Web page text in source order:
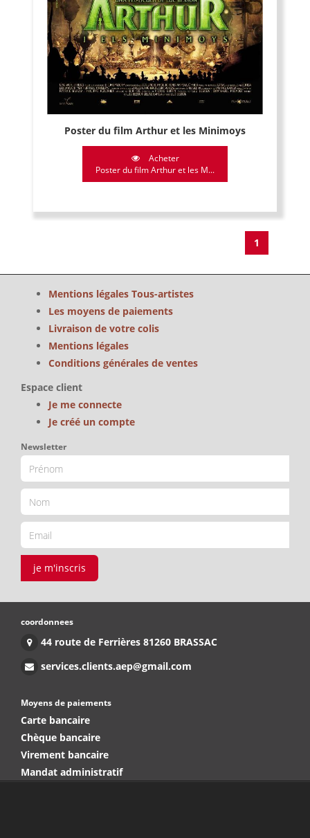
Poster du film Arthur et les Minimoys
Acheter
Poster du film Arthur et les M...
1
Mentions légales Tous-artistes
Les moyens de paiements
Livraison de votre colis
Mentions légales
Conditions générales de ventes
Espace client
Je me connecte
Je créé un compte
Newsletter
je m'inscris
coordonnees
44 route de Ferrières 81260 BRASSAC
services.clients.aep@gmail.com
Moyens de paiements
Carte bancaire
Chèque bancaire
Virement bancaire
Mandat administratif